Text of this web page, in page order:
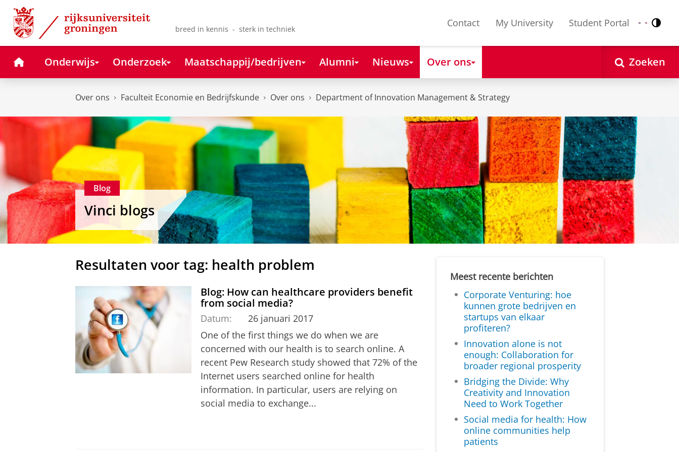
Skip
Content
Skip
Navigation
breed in kennis - sterk in techniek
Contact My University Student Portal Nederlands
English
HomeOnderwijs Onderzoek Maatschappij/bedrijven Alumni Nieuws Over ons Zoeken
Over ons Faculteit Economie en Bedrijfskunde Over ons Department of Innovation Management & Strategy
Blog
Vinci blogs
Resultaten voor tag: health problem
Blog: How can healthcare providers benefit
from social media?
Datum:
26 januari 2017
One of the first things we do when we are
concerned with our health is to search online. A
recent Pew Research study showed that 72% of the
Internet users searched online for health
information. In particular, users are relying on
social media to exchange...
Meest recente berichten
Corporate Venturing: hoe
kunnen grote bedrijven en
startups van elkaar
profiteren?
Innovation alone is not
enough: Collaboration for
broader regional prosperity
Bridging the Divide: Why
Creativity and Innovation
Need to Work Together
Social media for health: How
online communities help
patients